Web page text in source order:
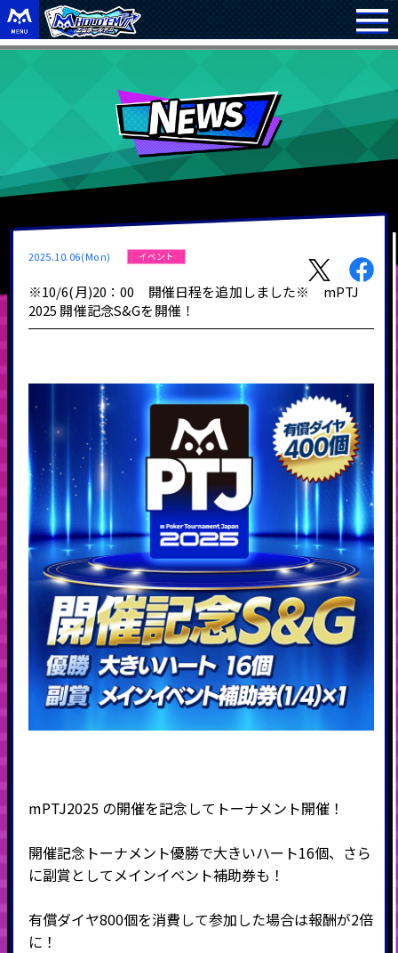
2025.10.06(Mon) イベント
※10/6(月)20：00 開催日程を追加しました※ mPTJ
2025 開催記念S&Gを開催！
mPTJ2025 の開催を記念してトーナメント開催！
開催記念トーナメント優勝で大きいハート16個、さら
に副賞としてメインイベント補助券も！
有償ダイヤ800個を消費して参加した場合は報酬が2倍
に！